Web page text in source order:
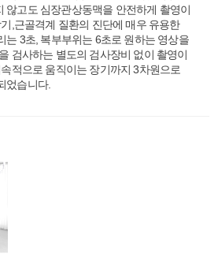
않고도 심장관상동맥을 안전하게 촬영이
,근골격계 질환의 진단에 매우 유용한
는 3초, 복부부위는 6초로 원하는 영상을
검사하는 별도의 검사장비 없이 촬영이
적으로 움직이는 장기까지 3차원으로
었습니다.